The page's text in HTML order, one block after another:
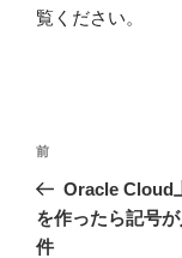
覧ください。
投
ナ
ビ
前
の
投
稿
前
Oracle Cloud
を作ったら記号
件